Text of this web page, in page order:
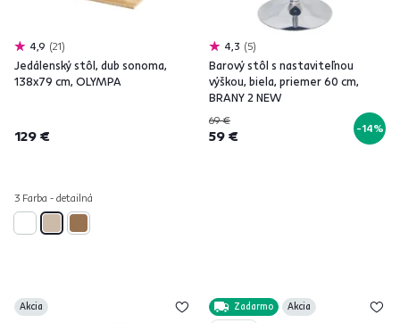
4,9 21
Jedálenský stôl, dub sonoma,
138x79 cm, OLYMPA
129 €
3 Farba - detailná
4,3 5
Barový stôl s nastaviteľnou
výškou, biela, priemer 60 cm,
BRANY 2 NEW
69 €
59 € -14%
Akcia Zadarmo
Akcia